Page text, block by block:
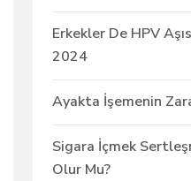
Erkekler De HPV
2024
Ayakta İşemenin
Sigara İçmek
Olur Mu?